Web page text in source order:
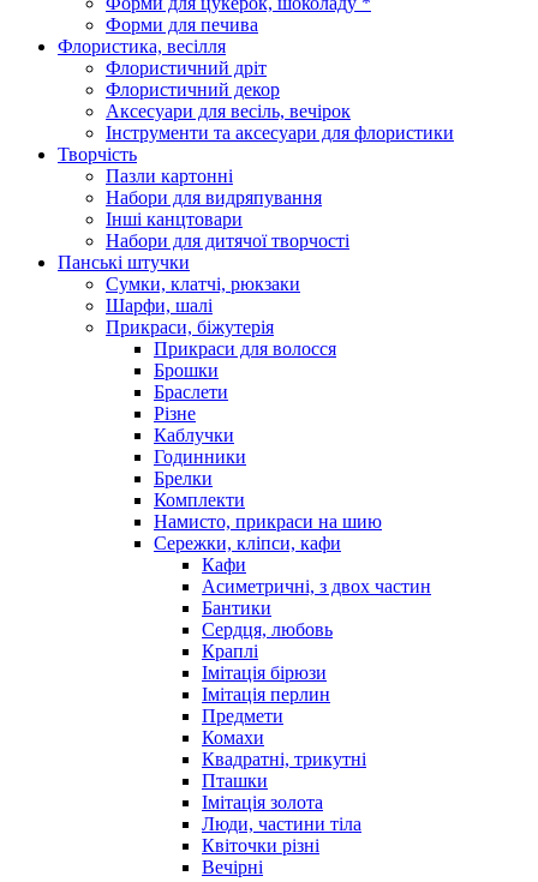
Форми для печива
Флористика, весілля
Флористичний дріт
Флористичний декор
Аксесуари для весіль, вечірок
Інструменти та аксесуари для флористики
Творчість
Пазли картонні
Набори для видряпування
Інші канцтовари
Набори для дитячої творчості
Панські штучки
Сумки, клатчі, рюкзаки
Шарфи, шалі
Прикраси, біжутерія
Прикраси для волосся
Брошки
Браслети
Різне
Каблучки
Годинники
Брелки
Комплекти
Намисто, прикраси на шию
Сережки, кліпси, кафи
Кафи
Асиметричні, з двох частин
Бантики
Сердця, любовь
Краплі
Імітація бірюзи
Імітація перлин
Предмети
Комахи
Квадратні, трикутні
Пташки
Імітація золота
Люди, частини тіла
Квіточки різні
Вечірні